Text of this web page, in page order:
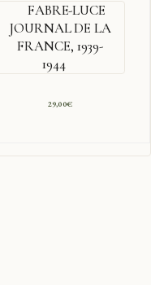
FABRE-LUCE
JOURNAL DE LA
FRANCE, 1939-
1944
29,00€